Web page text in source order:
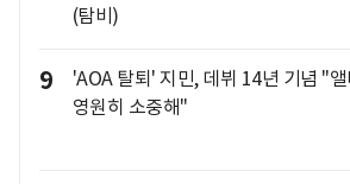
(탐비)
9
'AOA 탈퇴' 지민, 데뷔 14년 기념 "
영원히 소중해"